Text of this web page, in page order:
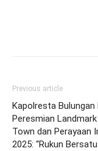
Previous article
Kapolresta Bulungan
Peresmian
Town dan Perayaan
2025: “Rukun